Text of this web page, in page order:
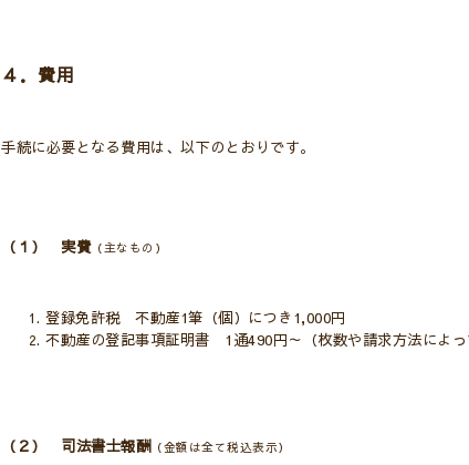
４．費用
手続に必要となる費用は、以下のとおりです。
（１） 実費（主なもの）
登録免許税 不動産1筆（個）につき1,000円
不動産の登記事項証明書 1通490円～（枚数や請求方法によっ
（２） 司法書士報酬 （金額は全て税込表示）